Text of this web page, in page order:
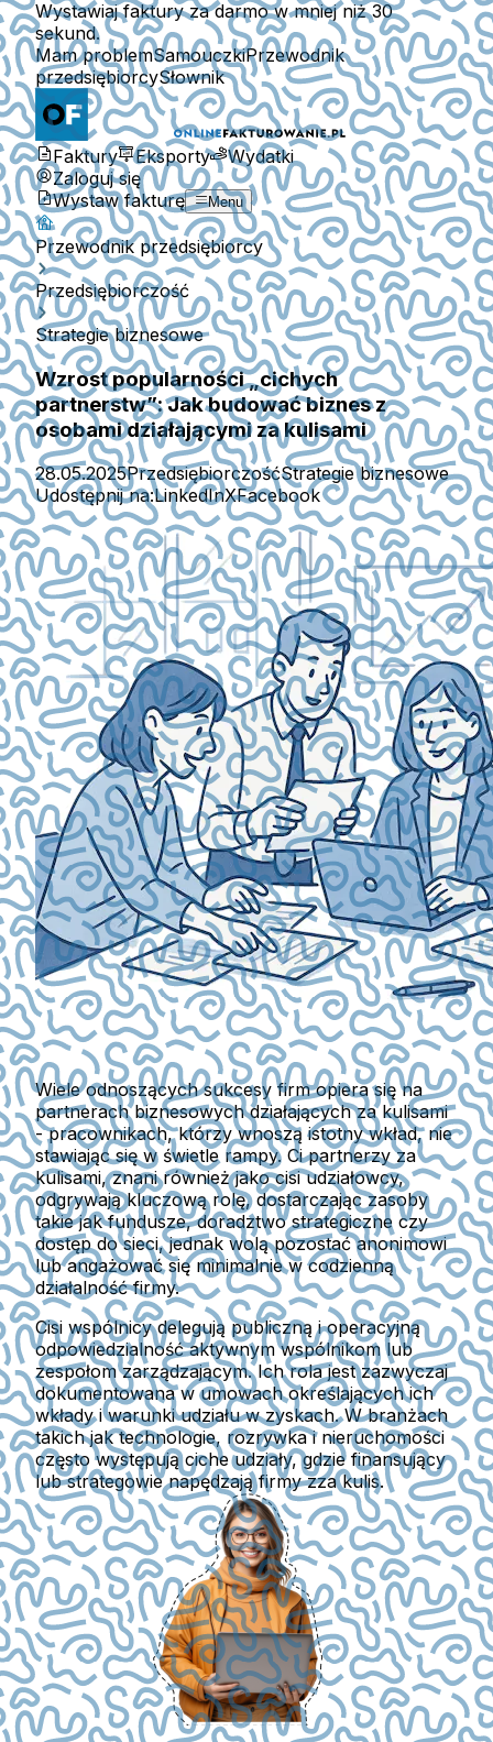
Wystawiaj faktury za darmo w mniej niż 30
sekund.
Mam problemSamouczkiPrzewodnik
przedsiębiorcySłownik
Faktury Eksporty
Wydatki
Zaloguj się
Wystaw fakturę
Menu
Przewodnik przedsiębiorcy
Przedsiębiorczość
Strategie biznesowe
Wzrost popularności „cichych
partnerstw”: Jak budować biznes z
osobami działającymi za kulisami
28.05.2025PrzedsiębiorczośćStrategie biznesowe
Udostępnij na:LinkedInXFacebook
Wiele odnoszących sukcesy firm opiera się na
partnerach biznesowych działających za kulisami
- pracownikach, którzy wnoszą istotny wkład, nie
stawiając się w świetle rampy. Ci partnerzy za
kulisami, znani również jako cisi udziałowcy,
odgrywają kluczową rolę, dostarczając zasoby
takie jak fundusze, doradztwo strategiczne czy
dostęp do sieci, jednak wolą pozostać anonimowi
lub angażować się minimalnie w codzienną
działalność firmy.
Cisi wspólnicy delegują publiczną i operacyjną
odpowiedzialność aktywnym wspólnikom lub
zespołom zarządzającym. Ich rola jest zazwyczaj
dokumentowana w umowach określających ich
wkłady i warunki udziału w zyskach. W branżach
takich jak technologie, rozrywka i nieruchomości
często występują ciche udziały, gdzie finansujący
lub strategowie napędzają firmy zza kulis.